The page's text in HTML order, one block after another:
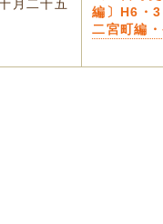
月二十五
編〕H6・
二宮町編